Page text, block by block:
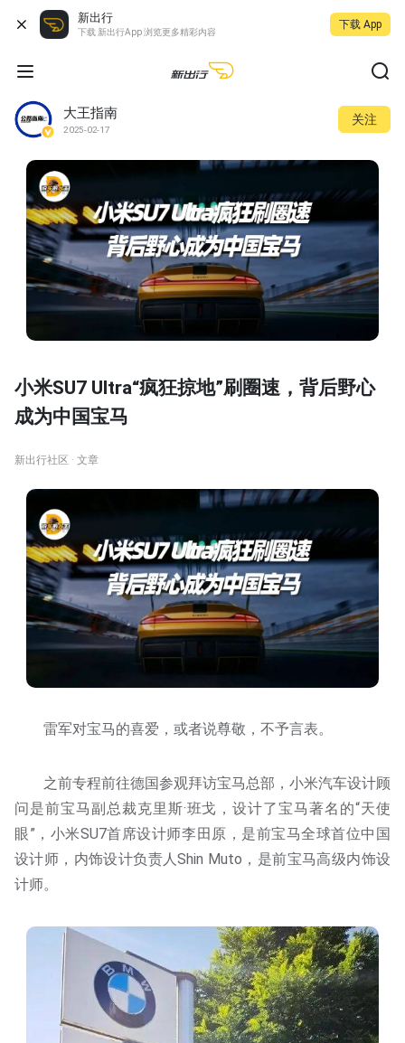
新出行
下载 新出行App 浏览更多精彩内容
下载 App
大王指南
2025-02-17
关注
小米SU7 Ultra“疯狂掠地”刷圈速，背后野心
成为中国宝马
新出行社区 · 文章
雷军对宝马的喜爱，或者说尊敬，不予言表。
之前专程前往德国参观拜访宝马总部，小米汽车设计顾
问是前宝马副总裁克里斯·班戈，设计了宝马著名的“天使
眼”，小米SU7首席设计师李田原，是前宝马全球首位中国
设计师，内饰设计负责人Shin Muto，是前宝马高级内饰设
计师。